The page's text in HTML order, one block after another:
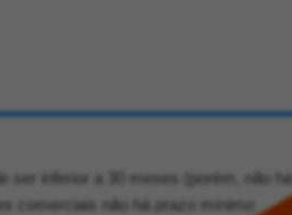
ser inferior a 30 meses (porém, não há
comerciais não há prazo mínimo